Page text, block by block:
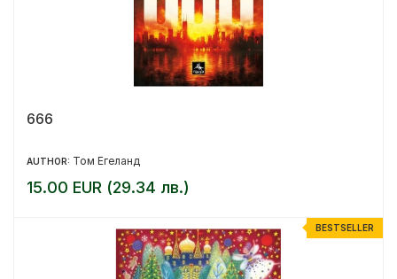
666
AUTHOR: Том Егеланд
15.00 EUR (29.34 лв.)
BESTSELLER